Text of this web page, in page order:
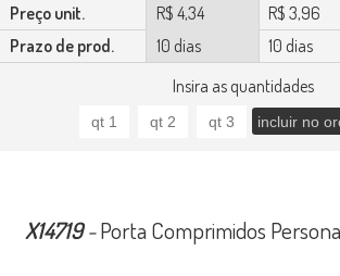
Insira as quantidades
Preço unit.
R$ 4,34 R$ 3,96
Prazo de prod.
10 dias 10 dias
X14719-Porta Comprimidos